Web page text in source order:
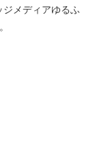
メディアゆるふ